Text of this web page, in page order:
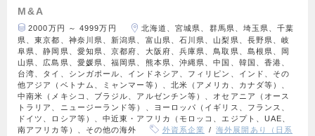
M&A
2000万円 ～ 4999万円
北海道、宮城県、群馬県、埼玉県、千葉
県、東京都、神奈川県、新潟県、富山県、石川県、山梨県、長野県、岐
阜県、静岡県、愛知県、京都府、大阪府、兵庫県、鳥取県、島根県、岡
山県、広島県、愛媛県、福岡県、熊本県、沖縄県、中国、韓国、香港、
台湾、タイ、シンガポール、インドネシア、フィリピン、インド、その
他アジア（ベトナム、ミャンマー等）、北米（アメリカ、カナダ等）、
中南米（メキシコ、ブラジル、アルゼンチン等）、オセアニア（オース
トラリア、ニュージーランド等）、ヨーロッパ（イギリス、フランス、
ドイツ、ロシア等）、中近東・アフリカ（モロッコ、エジプト、UAE、
南アフリカ等）、その他の海外
外資系企業
海外展開あり（日系